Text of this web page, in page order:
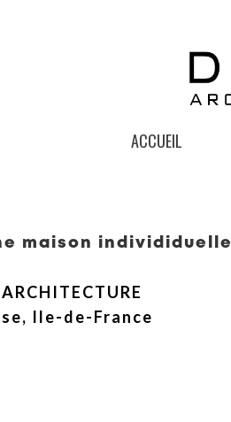
ACCUEIL
maison individiduelle
Ile-de-France